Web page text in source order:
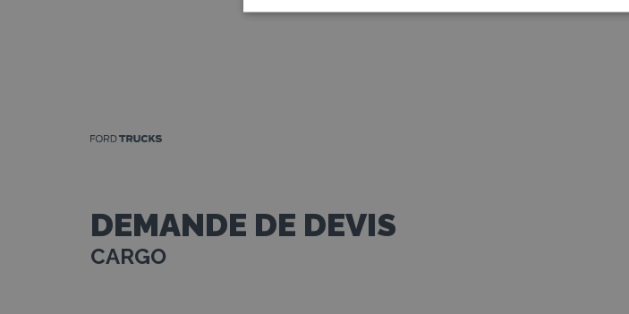
DEMANDE DE DEVIS
CARGO